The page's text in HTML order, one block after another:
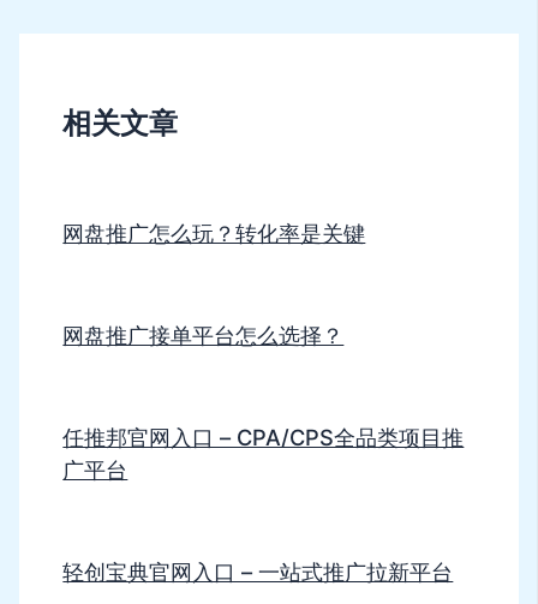
相关文章
网盘推广怎么玩？转化率是关键
网盘推广接单平台怎么选择？
任推邦官网入口 – CPA/CPS全品类项目推
广平台
轻创宝典官网入口 – 一站式推广拉新平台